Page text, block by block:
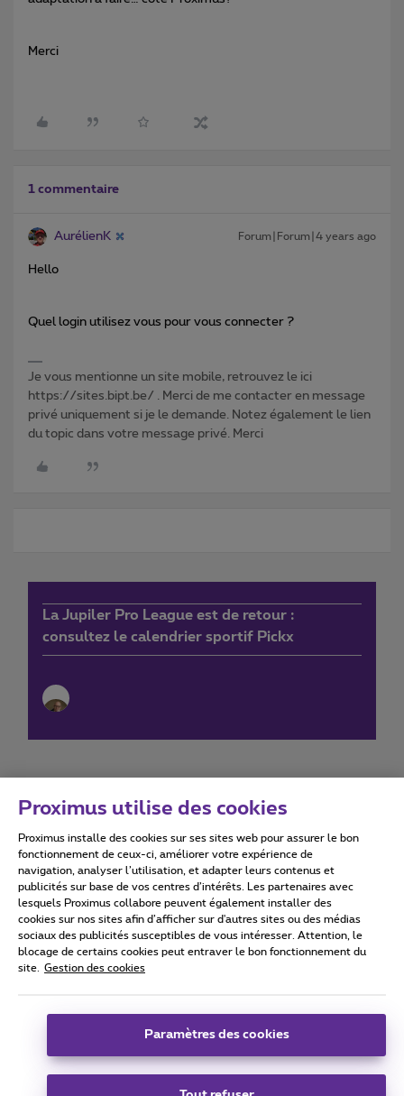
Merci
1 commentaire
AurélienK Forum|Forum|4 years ago
Hello
Quel login utilisez vous pour vous connecter ?
Je vous mentionne un site mobile, retrouvez le ici
https://sites.bipt.be/ . Merci de me contacter en message
privé uniquement si je le demande. Notez également le lien
du topic dans votre message privé. Merci
La Jupiler Pro League est de retour :
consultez le calendrier sportif Pickx
Conditions d'utilisation Accessibility statement
Tous droits réservés. © 2026
Conditions générales, info consommateur
Coordonnées de l’entreprise
Boulevard du Roi Albert II 27 - B-1030 Bruxelles.
Proximus utilise des cookies
Proximus installe des cookies sur ses sites web pour assurer le bon
fonctionnement de ceux-ci, améliorer votre expérience de
navigation, analyser l’utilisation, et adapter leurs contenus et
publicités sur base de vos centres d’intérêts. Les partenaires avec
lesquels Proximus collabore peuvent également installer des
cookies sur nos sites afin d’afficher sur d'autres sites ou des médias
sociaux des publicités susceptibles de vous intéresser. Attention, le
blocage de certains cookies peut entraver le bon fonctionnement du
site.
Gestion des cookies
Paramètres des cookies